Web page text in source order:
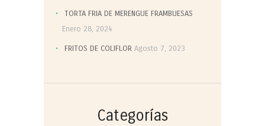
TORTA FRIA DE MERENGUE FRAMBUESAS
Enero 28, 2024
FRITOS DE COLIFLOR Agosto 7, 2023
Categorías